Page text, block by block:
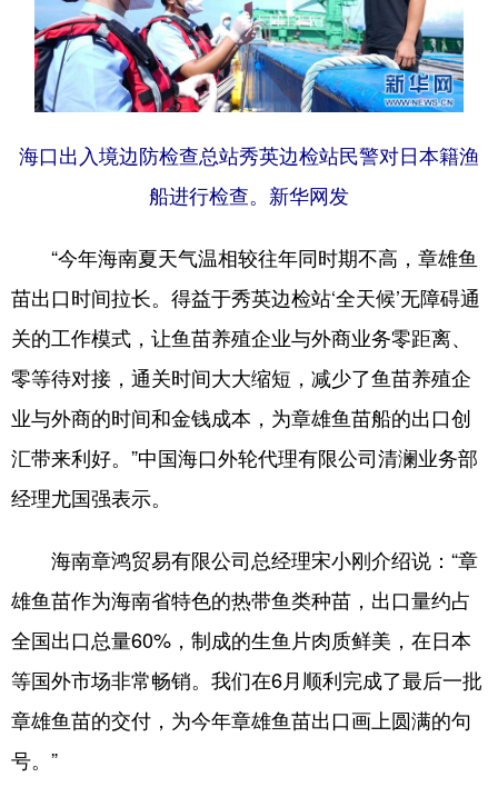
海口出入境边防检查总站秀英边检站民警对日本籍渔
船进行检查。新华网发
“今年海南夏天气温相较往年同时期不高，章雄鱼
苗出口时间拉长。得益于秀英边检站‘全天候’无障碍通
关的工作模式，让鱼苗养殖企业与外商业务零距离、
零等待对接，通关时间大大缩短，减少了鱼苗养殖企
业与外商的时间和金钱成本，为章雄鱼苗船的出口创
汇带来利好。”中国海口外轮代理有限公司清澜业务部
经理尤国强表示。
海南章鸿贸易有限公司总经理宋小刚介绍说：“章
雄鱼苗作为海南省特色的热带鱼类种苗，出口量约占
全国出口总量60%，制成的生鱼片肉质鲜美，在日本
等国外市场非常畅销。我们在6月顺利完成了最后一批
章雄鱼苗的交付，为今年章雄鱼苗出口画上圆满的句
号。”